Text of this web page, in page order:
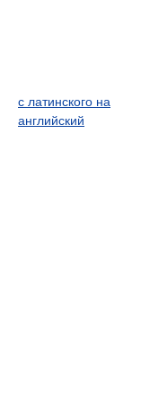
с латинского на
английский